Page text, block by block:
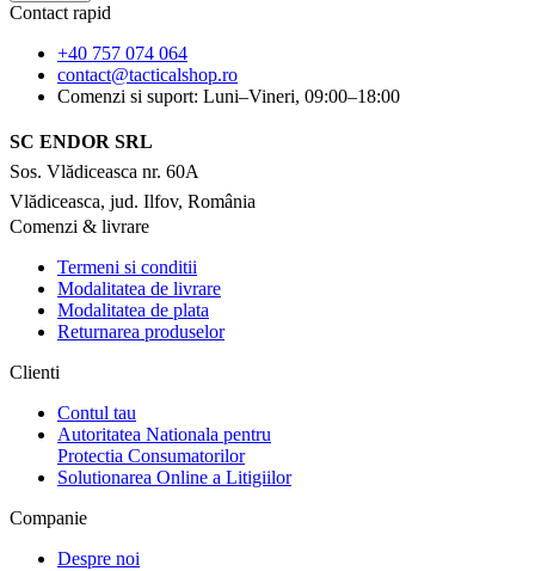
Contact rapid
+40 757 074 064
contact@tacticalshop.ro
Comenzi si suport: Luni–Vineri, 09:00–18:00
SC ENDOR SRL
Sos. Vlădiceasca nr. 60A
Vlădiceasca, jud. Ilfov, România
Comenzi & livrare
Termeni si conditii
Modalitatea de livrare
Modalitatea de plata
Returnarea produselor
Clienti
Contul tau
Autoritatea Nationala pentru
Protectia Consumatorilor
Solutionarea Online a Litigiilor
Companie
Despre noi